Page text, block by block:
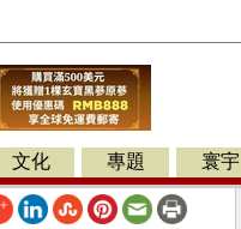
文化 專題 寰宇